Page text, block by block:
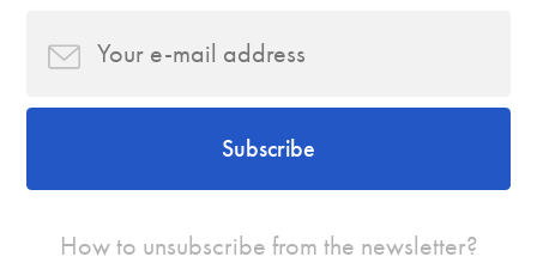
Subscribe
How to unsubscribe from the newsletter?